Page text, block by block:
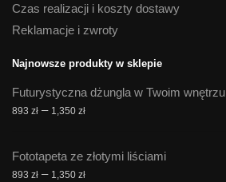
Czas realizacji i koszty dostawy
Reklamacje i zwroty
Najnowsze produkty w sklepie
Futurystyczna dżungla w Twoim wnętrzu
893 zł – 1,350 złZakres
893 zł
do
Fototapeta ze złotymi liściami
893 zł – 1,350 złZakres